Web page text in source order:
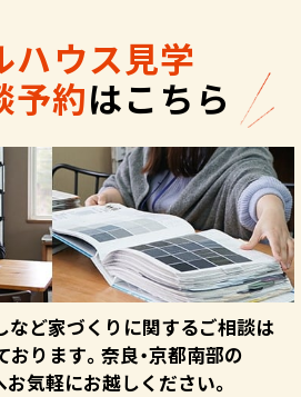
ハウス見学
予約はこちら
など家づくりに関するご相談は
ります。奈良・京都南部の
気軽にお越しください。